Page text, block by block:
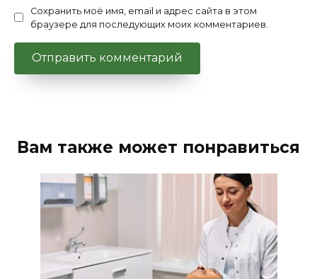
Сохранить моё имя, email и адрес сайта в этом
браузере для последующих моих комментариев.
Вам также может понравиться